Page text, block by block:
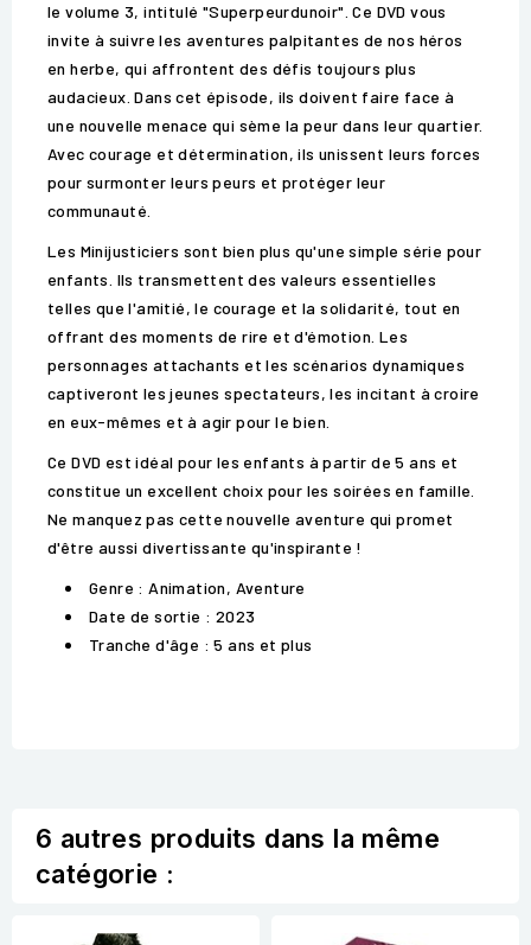
le volume 3, intitulé "Superpeurdunoir". Ce DVD vous
invite à suivre les aventures palpitantes de nos héros
en herbe, qui affrontent des défis toujours plus
audacieux. Dans cet épisode, ils doivent faire face à
une nouvelle menace qui sème la peur dans leur quartier.
Avec courage et détermination, ils unissent leurs forces
pour surmonter leurs peurs et protéger leur
communauté.
Les Minijusticiers sont bien plus qu'une simple série pour
enfants. Ils transmettent des valeurs essentielles
telles que l'amitié, le courage et la solidarité, tout en
offrant des moments de rire et d'émotion. Les
personnages attachants et les scénarios dynamiques
captiveront les jeunes spectateurs, les incitant à croire
en eux-mêmes et à agir pour le bien.
Ce DVD est idéal pour les enfants à partir de 5 ans et
constitue un excellent choix pour les soirées en famille.
Ne manquez pas cette nouvelle aventure qui promet
d'être aussi divertissante qu'inspirante !
Genre : Animation, Aventure
Date de sortie : 2023
Tranche d'âge : 5 ans et plus
6 autres produits dans la même
catégorie :